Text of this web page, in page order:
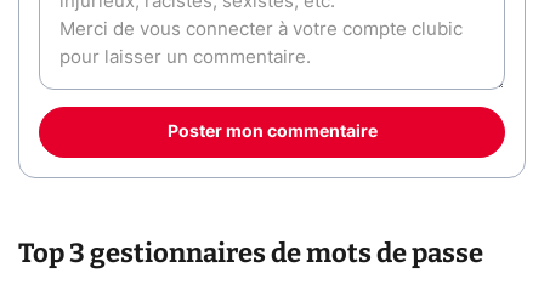
Poster mon commentaire
Top 3 gestionnaires de mots de passe